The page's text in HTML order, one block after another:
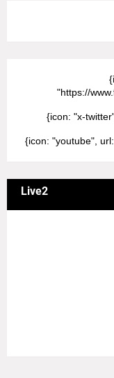
"https://
{icon: "x-
{icon: "youtube",
Live2